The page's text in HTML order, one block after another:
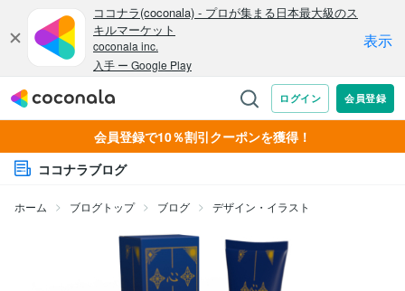
会員登録で10％割引クーポンを獲得！
ココナラブログ
ホーム ブログトップ ブログ デザイン・イラスト